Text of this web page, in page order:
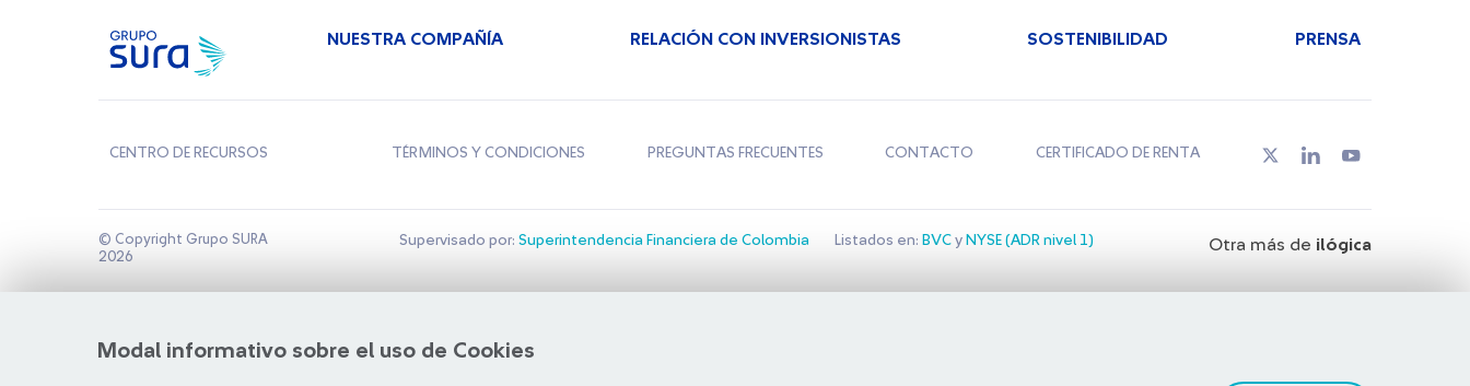
Modal informativo sobre el uso de Cookies
NUESTRA COMPAÑÍA RELACIÓN CON INVERSIONISTAS SOSTENIBILIDAD PRENSA
CENTRO DE RECURSOS TÉRMINOS Y CONDICIONES PREGUNTAS FRECUENTES CONTACTO CERTIFICADO DE RENTA
© Copyright Grupo SURA
2026
Supervisado por: Superintendencia Financiera de Colombia Listados en: BVCy NYSE (ADR nivel 1) Otra más de ilógica